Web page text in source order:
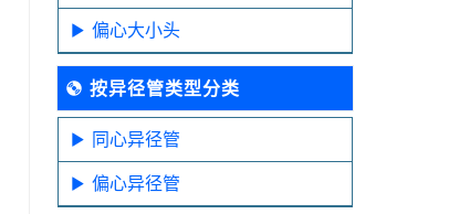
偏心大小头
按异径管类型分类
同心异径管
偏心异径管